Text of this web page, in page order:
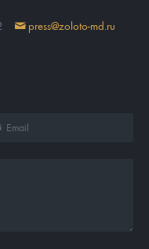
press@zoloto-md.ru